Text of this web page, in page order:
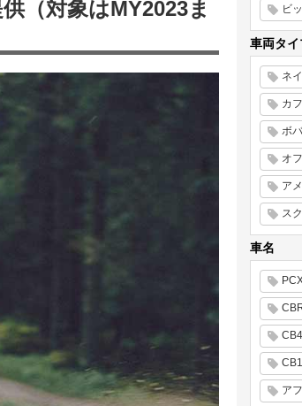
（対象はMY2023ま
ビ
車両タイ
ネ
カ
ボ
オ
ア
ス
車名
ア